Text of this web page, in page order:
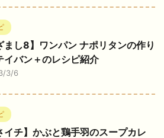
まし8】ワンパン ナポリタンの作り
イバン＋のレシピ紹介
3/6
イチ】かぶと鶏手羽のスープカレ